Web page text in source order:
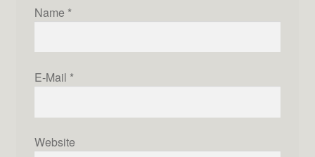
Name *
E-Mail *
Website